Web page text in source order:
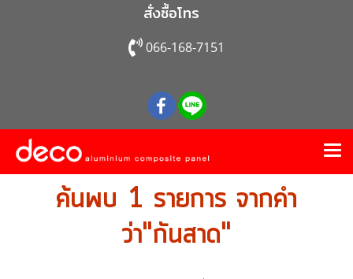
สั่งซื้อโทร
066-168-7151
ค้นพบ 1 รายการ จากคำ
ว่า"กันสาด"